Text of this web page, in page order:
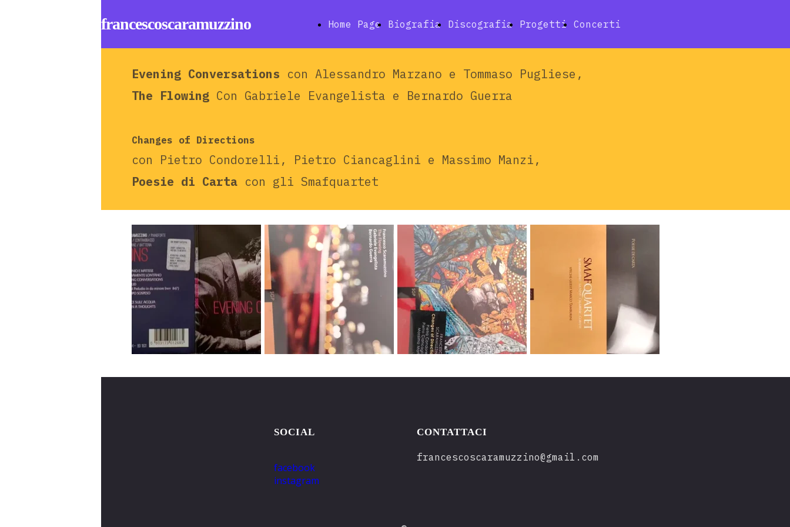
Home Page Biografia Discografia Progetti Concerti
francescoscaramuzzino
SOCIAL CONTATTACI
Evening Conversations con Alessandro Marzano e Tommaso Pugliese,
The Flowing Con Gabriele Evangelista e Bernardo Guerra
facebook
instagram
francescoscaramuzzino@gmail.com
Changes of Directions
con Pietro Condorelli, Pietro Ciancaglini e Massimo Manzi,
Poesie di Carta con gli Smafquartet